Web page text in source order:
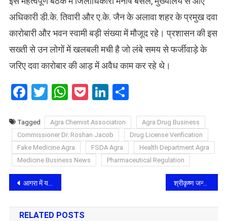
अधिकारी डी.के. तिवारी और ए.के. जैन के अलावा शहर के प्रमुख दवा
कारोबारी और भवन स्वामी बड़ी संख्या में मौजूद रहे। प्रशासन की इस
सख्ती से उन लोगों में खलबली मची है जो लंबे समय से फर्जीवाड़े के
जरिए दवा कारोबार की आड़ में अवैध काम कर रहे थे।
Facebook
Twitter
WhatsApp
PocketLinkedIn
Tagged Agra Chemist Association
Agra Drug Business
Commissioner Dr. Roshan Jacob
Drug License Verification
Fake Medicine Agra
FSDA Agra
Health Department Agra
Medicine Business News
Pharmaceutical Regulation
Post
navigation
आगरा में यमुना पुल से कूदा प्रेमी युगल: मौत के मुंह से गोताखोरों ने बचाई जान, इलाके में चर्चा श्रीकृष्ण जन्म प्रसंग: भागवत कथा में छाई भक्ति की बयार, ‘नंद के आनंद भयो’ से गुंजायमान हुआ आगरा का वजीरपुरा
RELATED POSTS